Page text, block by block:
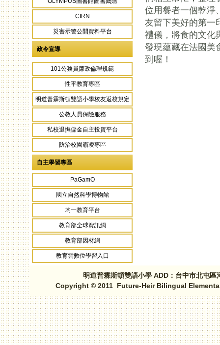
CIRN
災害示警公開資料平台
政令宣導
101公務員廉政倫理規範
性平教育專區
明道普霖斯頓雙語小學校友返校規定
公教人員保險服務
私校退撫儲金自主投資平台
防治校園霸凌專區
自主學習專區
PaGamO
國立自然科學博物館
均一教育平台
教育部全球資訊網
教育部因材網
教育雲數位學習入口
位用餐者一個乾淨
友留下美好的第一
禮儀，將食的文化
發現蘊藏在法國美
到喔！
明道普霖斯頓雙語小學 ADD：台中市北屯
Copyright © 2011 Future-Heir Bilingual